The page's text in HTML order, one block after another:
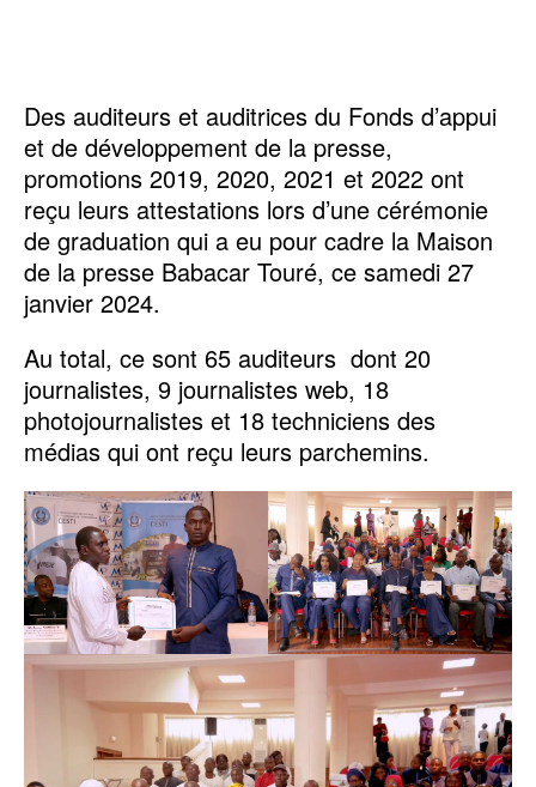
Des auditeurs et auditrices du Fonds d’appui
et de développement de la presse,
promotions 2019, 2020, 2021 et 2022 ont
reçu leurs attestations lors d’une cérémonie
de graduation qui a eu pour cadre la Maison
de la presse Babacar Touré, ce samedi 27
janvier 2024.
Au total, ce sont 65 auditeurs dont 20
journalistes, 9 journalistes web, 18
photojournalistes et 18 techniciens des
médias qui ont reçu leurs parchemins.